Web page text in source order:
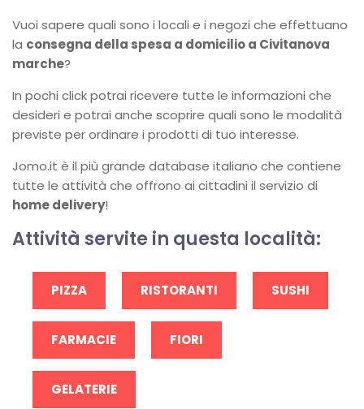
Vuoi sapere quali sono i locali e i negozi che effettuano
la consegna della spesa a domicilio a Civitanova
marche?
In pochi click potrai ricevere tutte le informazioni che
desideri e potrai anche scoprire quali sono le modalità
previste per ordinare i prodotti di tuo interesse.
Jomo.it è il più grande database italiano che contiene
tutte le attività che offrono ai cittadini il servizio di
home delivery!
Attività servite in questa località:
PIZZA RISTORANTI SUSHI
FARMACIE FIORI
GELATERIE